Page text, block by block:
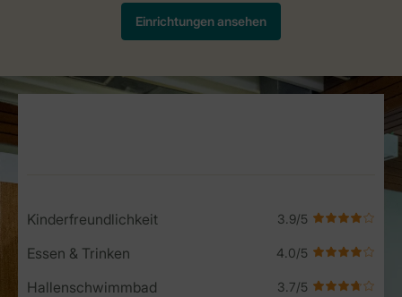
Service Rating from our guests
Kinderfreundlichkeit
Essen & Trinken
Hallenschwimmbad